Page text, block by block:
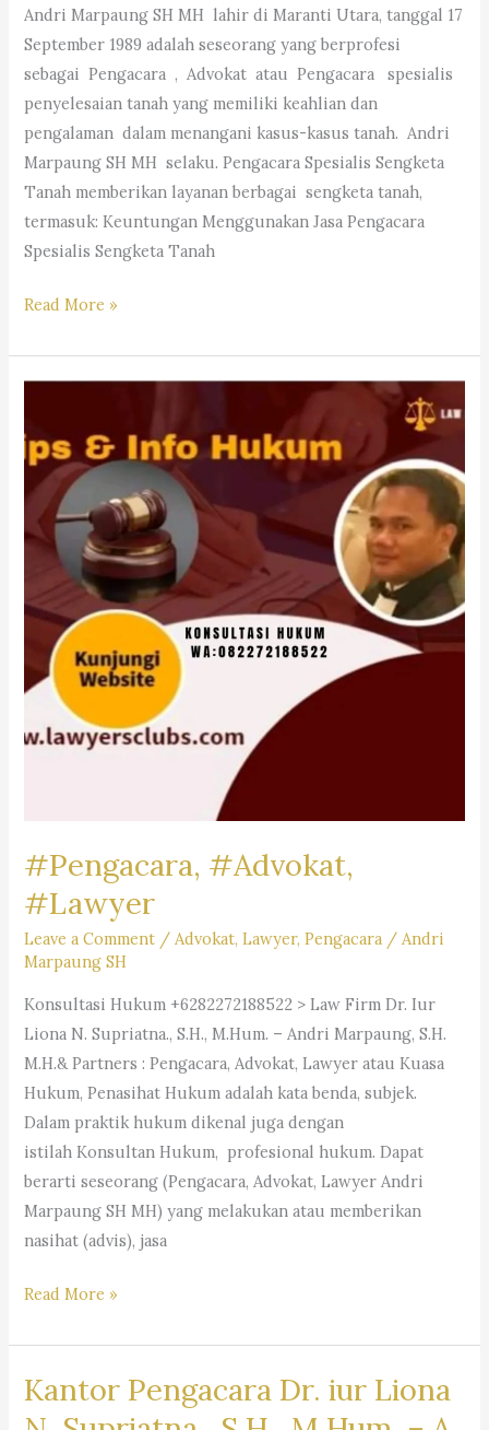
–
Andri
Marpaung,
S.H.
M.H.&
Partners
Andri Marpaung SH MH lahir di Maranti Utara, tanggal 17
September 1989 adalah seseorang yang berprofesi
sebagai Pengacara , Advokat atau Pengacara spesialis
penyelesaian tanah yang memiliki keahlian dan
pengalaman dalam menangani kasus-kasus tanah. Andri
Marpaung SH MH selaku. Pengacara Spesialis Sengketa
Tanah memberikan layanan berbagai sengketa tanah,
termasuk: Keuntungan Menggunakan Jasa Pengacara
Spesialis Sengketa Tanah
Pengacara
Sengketa
Firm
Dr.iur.
Liona
N.
Supriatna,
M.Hum.
Andri
Marpaung,
SH,
Read More »
#Pengacara, #Advokat,
#Lawyer
Leave a Comment /Advokat,Lawyer,Pengacara /Andri
Marpaung SH
Konsultasi Hukum +6282272188522 > Law Firm Dr. Iur
Liona N. Supriatna., S.H., M.Hum. – Andri Marpaung, S.H.
M.H.& Partners : Pengacara, Advokat, Lawyer atau Kuasa
Hukum, Penasihat Hukum adalah kata benda, subjek.
Dalam praktik hukum dikenal juga dengan
istilah Konsultan Hukum, profesional hukum. Dapat
berarti seseorang (Pengacara, Advokat, Lawyer Andri
Marpaung SH MH) yang melakukan atau memberikan
nasihat (advis), jasa
#Pengacara, #Advokat,
Read More »
Kantor Pengacara Dr. iur Liona